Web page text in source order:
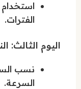
استخدام
الفترات.
اليوم الثالث:
نسب
السرعة.